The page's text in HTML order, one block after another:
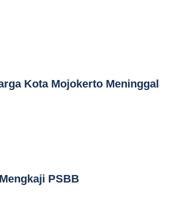
Kota Mojokerto Meninggal
PSBB